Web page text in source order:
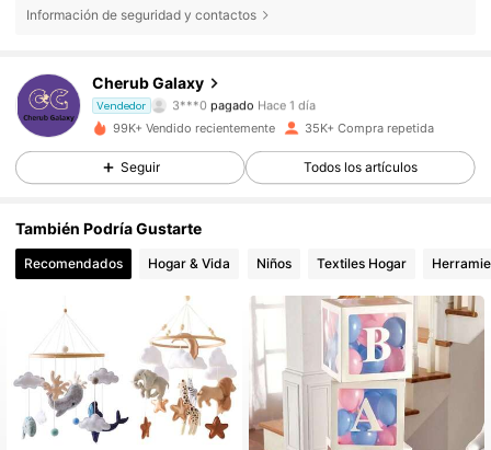
Información de seguridad y contactos
Cherub Galaxy
Vendedor
3***0 pagado
m***a seguido haceHace 1 día
4,85 4.4K Seguidores
4,85 4.4K Seguidores
99K+ Vendido recientemente 35K+ Compra repetida
Seguir Todos los artículos
También Podría Gustarte
Recomendados Hogar & Vida Niños Textiles Hogar